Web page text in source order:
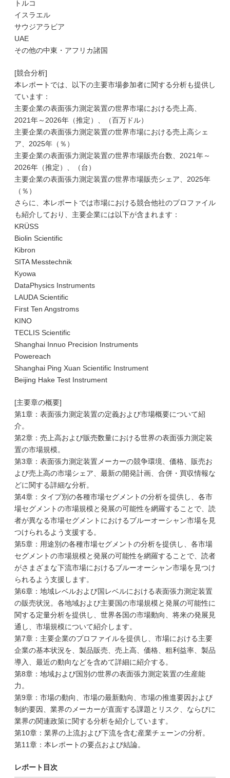
トルコ
イスラエル
サウジアラビア
UAE
その他の中東・アフリカ諸国
[競合分析]
本レポートでは、以下の主要市場参加者に関する分析も提供し
ています：
主要企業の表面張力測定装置の世界市場における売上高、
2021年～2026年（推定）、（百万ドル）
主要企業の表面張力測定装置の世界市場における売上高シェ
ア、2025年（％）
主要企業の表面張力測定装置の世界市場販売台数、2021年～
2026年（推定）、（台）
主要企業の表面張力測定装置の世界市場販売シェア、2025年
（％）
さらに、本レポートでは市場における競合他社のプロファイル
も紹介しており、主要企業には以下が含まれます：
KRÜSS
Biolin Scientific
Kibron
SITA Messtechnik
Kyowa
DataPhysics Instruments
LAUDA Scientific
First Ten Angstroms
KINO
TECLIS Scientific
Shanghai Innuo Precision Instruments
Powereach
Shanghai Ping Xuan Scientific Instrument
Beijing Hake Test Instrument
[主要章の概要]
第1章：表面張力測定装置の定義および市場概要について紹
介。
第2章：売上高および販売数量における世界の表面張力測定装
置の市場規模。
第3章：表面張力測定装置メーカーの競争環境、価格、販売お
よび売上高の市場シェア、最新の開発計画、合併・買収情報な
どに関する詳細な分析。
第4章：タイプ別の各種市場セグメントの分析を提供し、各市
場セグメントの市場規模と発展の可能性を網羅することで、読
者が異なる市場セグメントにおけるブルーオーシャン市場を見
つけられるよう支援する。
第5章：用途別の各種市場セグメントの分析を提供し、各市場
セグメントの市場規模と発展の可能性を網羅することで、読者
がさまざまな下流市場におけるブルーオーシャン市場を見つけ
られるよう支援します。
第6章：地域レベルおよび国レベルにおける表面張力測定装置
の販売状況。各地域および主要国の市場規模と発展の可能性に
関する定量分析を提供し、世界各国の市場動向、将来の発展見
通し、市場規模について紹介します。
第7章：主要企業のプロファイルを提供し、市場における主要
企業の基本状況を、製品販売、売上高、価格、粗利益率、製品
導入、最近の動向などを含めて詳細に紹介する。
第8章：地域および国別の世界の表面張力測定装置の生産能
力。
第9章：市場の動向、市場の最新動向、市場の推進要因および
制約要因、業界のメーカーが直面する課題とリスク、ならびに
業界の関連政策に関する分析を紹介しています。
第10章：業界の上流および下流を含む産業チェーンの分析。
第11章：本レポートの要点および結論。
レポート目次